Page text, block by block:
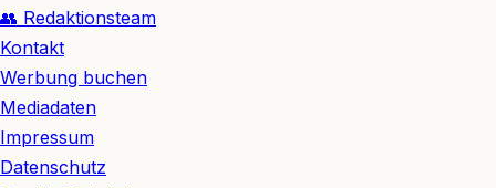
👥 Redaktionsteam
Kontakt
Werbung buchen
Mediadaten
Impressum
Datenschutz